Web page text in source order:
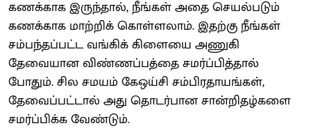
கணக்காக இருந்தால், நீங்கள் அதை செயல்படும்
கணக்காக மாற்றிக் கொள்ளலாம். இதற்கு நீங்கள்
சம்பந்தப்பட்ட வங்கிக் கிளையை அணுகி
தேவையான விண்ணப்பத்தை சமர்ப்பித்தால்
போதும். சில சமயம் கேஒய்சி சம்பிரதாயங்கள்,
தேவைப்பட்டால் அது தொடர்பான சான்றிதழ்களை
சமர்ப்பிக்க வேண்டும்.